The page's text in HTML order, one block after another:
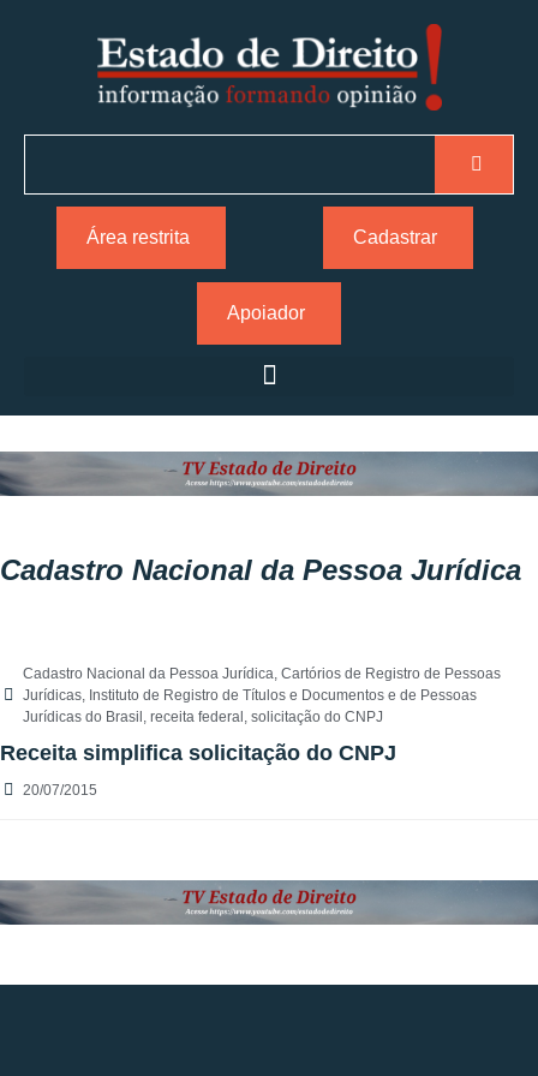
Área restrita Cadastrar
Apoiador
Cadastro Nacional da Pessoa Jurídica
Cadastro Nacional da Pessoa Jurídica, Cartórios de Registro de Pessoas
Jurídicas, Instituto de Registro de Títulos e Documentos e de Pessoas
Jurídicas do Brasil , receita federal , solicitação do CNPJ
Receita simplifica solicitação do CNPJ
20/07/2015